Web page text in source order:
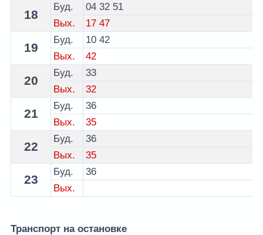
18
Буд. 04 32 51
Вых.
17 47
19
Буд. 10 42
Вых.
42
20
Буд.
33
Вых.
32
21
Буд.
36
Вых.
35
22
Буд.
36
Вых.
35
23
Буд.
36
Вых.
Транспорт на остановке